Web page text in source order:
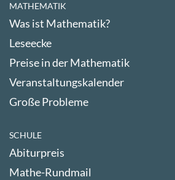
MATHEMATIK
Was ist Mathematik?
Leseecke
Preise in der Mathematik
Veranstaltungskalender
Große Probleme
SCHULE
Abiturpreis
Mathe-Rundmail